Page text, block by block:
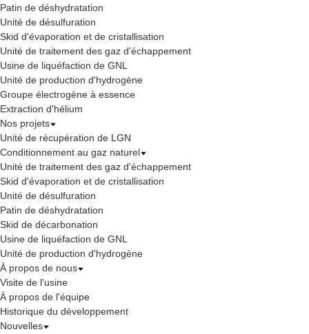
Patin de déshydratation
Unité de désulfuration
Skid d'évaporation et de cristallisation
Unité de traitement des gaz d'échappement
Usine de liquéfaction de GNL
Unité de production d'hydrogène
Groupe électrogène à essence
Extraction d'hélium
Nos projets
Unité de récupération de LGN
Conditionnement au gaz naturel
Unité de traitement des gaz d'échappement
Skid d'évaporation et de cristallisation
Unité de désulfuration
Patin de déshydratation
Skid de décarbonation
Usine de liquéfaction de GNL
Unité de production d'hydrogène
À propos de nous
Visite de l'usine
À propos de l'équipe
Historique du développement
Nouvelles